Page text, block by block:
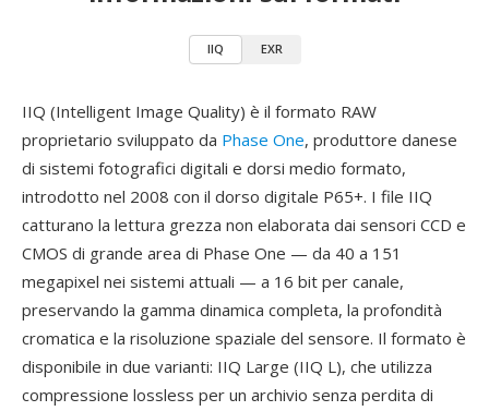
IIQ EXR
IIQ (Intelligent Image Quality) è il formato RAW
proprietario sviluppato da Phase One, produttore danese
di sistemi fotografici digitali e dorsi medio formato,
introdotto nel 2008 con il dorso digitale P65+. I file IIQ
catturano la lettura grezza non elaborata dai sensori CCD e
CMOS di grande area di Phase One — da 40 a 151
megapixel nei sistemi attuali — a 16 bit per canale,
preservando la gamma dinamica completa, la profondità
cromatica e la risoluzione spaziale del sensore. Il formato è
disponibile in due varianti: IIQ Large (IIQ L), che utilizza
compressione lossless per un archivio senza perdita di